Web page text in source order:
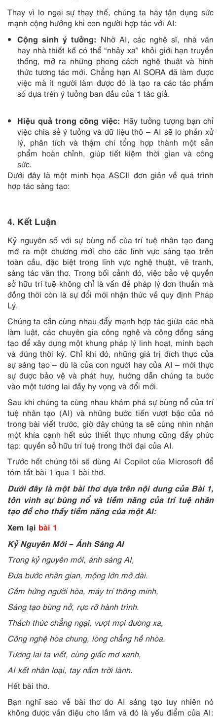
Thay vì lo ngại sự thay thế, chúng ta hãy tận dụng sức
mạnh cộng hưởng khi con người hợp tác với AI:
Cộng sinh ý tưởng: Nhờ AI, các nghệ sĩ, nhà văn
hay nhà thiết kế có thể “nhảy xa” khỏi giới hạn truyền
thống, mở ra những phong cách nghệ thuật và hình
thức tương tác mới. Chẳng hạn AI SORA đã làm được
việc mà ít người làm được đó là tạo ra các tác phẩm
số dựa trên ý tưởng ban đầu của 1 tác giả.
Hiệu quả trong công việc: Hãy tưởng tượng bạn chỉ
việc chia sẻ ý tưởng và dữ liệu thô – AI sẽ lo phần xử
lý, phân tích và thậm chí tổng hợp thành một sản
phẩm hoàn chỉnh, giúp tiết kiệm thời gian và công
sức.
Dưới đây là một minh họa ASCII đơn giản về quá trình
hợp tác sáng tạo:
4. Kết Luận
Kỷ nguyên số với sự bùng nổ của trí tuệ nhân tạo đang
mở ra một chương mới cho các lĩnh vực sáng tạo trên
toàn cầu, đặc biệt trong lĩnh vực nghệ thuật, vẽ tranh,
sáng tác văn thơ. Trong bối cảnh đó, việc bảo vệ quyền
sở hữu trí tuệ không chỉ là vấn đề pháp lý đơn thuần mà
đồng thời còn là sự đổi mới nhận thức về quy định Pháp
Lý.
Chúng ta cần cùng nhau đẩy mạnh hợp tác giữa các nhà
làm luật, các chuyên gia công nghệ và cộng đồng sáng
tạo để xây dựng một khung pháp lý linh hoạt, minh bạch
và đúng thời kỳ. Chỉ khi đó, những giá trị đích thực của
sự sáng tạo – dù là của con người hay của AI – mới thực
sự được bảo vệ và phát huy, hướng dẫn chúng ta bước
vào một tương lai đầy hy vọng và đổi mới.
Sau khi chúng ta cùng nhau khám phá sự bùng nổ của trí
tuệ nhân tạo (AI) và những bước tiến vượt bậc của nó
trong bài viết trước, giờ đây chúng ta sẽ cùng nhìn nhận
một khía cạnh hết sức thiết thực nhưng cũng đầy phức
tạp: quyền sở hữu trí tuệ trong thời đại của AI.
Trước hết chúng tôi sẽ dùng AI Copilot của Microsoft để
tóm tắt bài 1 qua 1 bài thơ.
Dưới đây là một bài thơ dựa trên nội dung của Bài 1,
tôn vinh sự bùng nổ và tiềm năng của trí tuệ nhân
tạo để cho thấy tiềm năng của một AI:
Xem lại bài 1
Kỷ Nguyên Mới – Ánh Sáng AI
Trong kỷ nguyên mới, ánh sáng AI,
Đưa bước nhân gian, mộng lớn mở dài.
Cảm hứng người hòa, máy trí thông minh,
Sáng tạo bừng nở, rực rỡ hành trình.
Thách thức chẳng ngại, vượt mọi đường xa,
Công nghệ hòa chung, lòng chẳng hề nhòa.
Tương lai ta viết, cùng giấc mơ xanh,
AI kết nhân loại, tay nắm trời lành.
Hết bài thơ.
Bạn nghĩ sao về bài thơ do AI sáng tạo tuy nhiên nó
không được vần điệu cho lắm và đó là yếu điểm của AI: